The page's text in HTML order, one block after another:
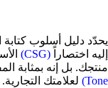
إليه اختصاراً (CSG)
منتجك. بل إنه بمثابة
Tone) لعلامتك التجارية.